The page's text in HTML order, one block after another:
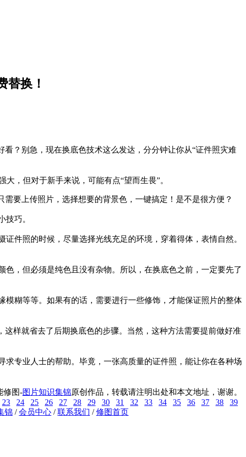
替换！
？别急，现在换底色技术这么发达，分分钟让你从“证件照灾难
，但对于新手来说，可能有点“望而生畏”。
需要上传照片，选择想要的背景色，一键搞定！是不是很方便？
技巧。
件照的时候，尽量选择光线充足的环境，穿着得体，表情自然。
，但必须是纯色且没有杂物。所以，在换底色之前，一定要先了
糊等等。如果有的话，需要进行一些修饰，才能保证照片的整体
样就省去了后期换底色的步骤。当然，这种方法需要提前做好准
专业人士的帮助。毕竟，一张高质量的证件照，能让你在各种场
修图-图片知识集锦原创作品，转载请注明出处和本文地址，谢谢。
23 24 25 26 27 28 29 30 31 32 33 34 35 36 37 38
39
锦 /会员中心 /联系我们 /修图首页